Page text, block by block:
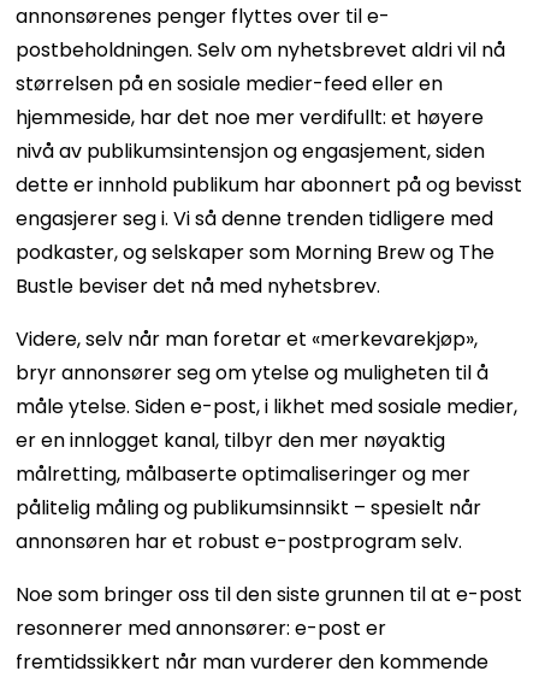
annonsørenes penger flyttes over til e-
postbeholdningen. Selv om nyhetsbrevet aldri vil nå
størrelsen på en sosiale medier-feed eller en
hjemmeside, har det noe mer verdifullt: et høyere
nivå av publikumsintensjon og engasjement, siden
dette er innhold publikum har abonnert på og bevisst
engasjerer seg i. Vi så denne trenden tidligere med
podkaster, og selskaper som Morning Brew og The
Bustle beviser det nå med nyhetsbrev.
Videre, selv når man foretar et «merkevarekjøp»,
bryr annonsører seg om ytelse og muligheten til å
måle ytelse. Siden e-post, i likhet med sosiale medier,
er en innlogget kanal, tilbyr den mer nøyaktig
målretting, målbaserte optimaliseringer og mer
pålitelig måling og publikumsinnsikt – spesielt når
annonsøren har et robust e-postprogram selv.
Noe som bringer oss til den siste grunnen til at e-post
resonnerer med annonsører: e-post er
fremtidssikkert når man vurderer den kommende